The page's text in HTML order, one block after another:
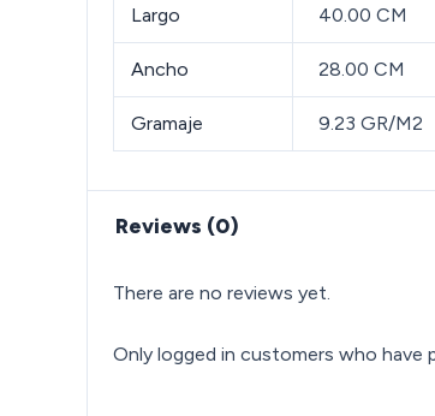
Largo 40.00 CM
Ancho 28.00 CM
Gramaje 9.23 GR/M2
Reviews (0)
There are no reviews yet.
Only logged in customers who have